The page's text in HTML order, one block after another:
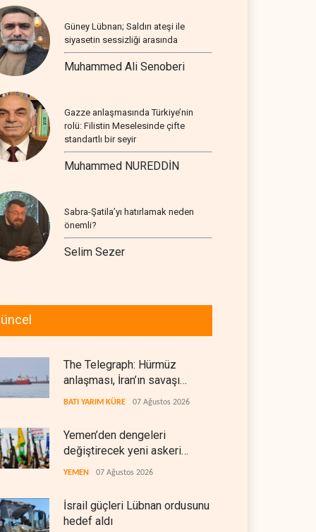
Güney Lübnan; Saldırı ateşi ile
siyasetin sessizliği arasında
Muhammed Ali Senoberi
Gazze anlaşmasında Türkiye’nin
rolü: Filistin Meselesinde çifte
standartlı bir seyir
Muhammed NUREDDİN
Sabra-Şatila’yı hatırlamak neden
önemli?
Selim Sezer
The Telegraph: Hürmüz
anlaşması, İran’ın savaşı
kazandığını gösteriyor
BATI YARIM KÜRE 07 Ağustos 2026
Yemen’den dengeleri
değiştirecek yeni askeri
denklem
YEMEN 07 Ağustos 2026
İsrail güçleri Lübnan ordusunu
hedef aldı